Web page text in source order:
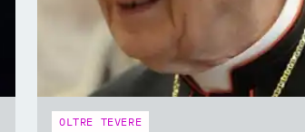
OLTRE TEVERE